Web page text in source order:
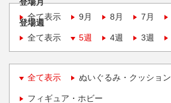
全て表示
9月 8月 7月
登場週
全て表示
5週 4週 3週
全て表示 ぬいぐるみ・クッション
フィギュア・ホビー